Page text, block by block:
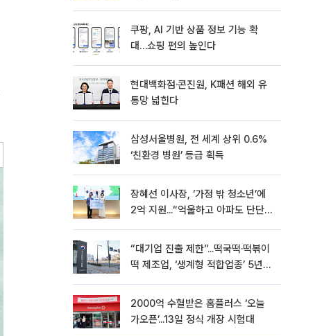
쿠팡, AI 기반 상품 정보 기능 확
대…쇼핑 편의 높인다
현대백화점·콘진원, K패션 해외 유
통망 넓힌다
삼성서울병원, 전 세계 상위 0.6%
‘친환경 병원’ 등급 획득
장혜선 이사장, ‘가정 밖 청소년’에
2억 지원...“억울하고 아파도 단단해
“대기업 진출 제한”...떡국떡·떡볶이
떡 제조업, ‘생계형 적합업종’ 5년
2000억 수혈받은 홈플러스 ‘오늘
가오픈’...13일 정식 개장 시험대